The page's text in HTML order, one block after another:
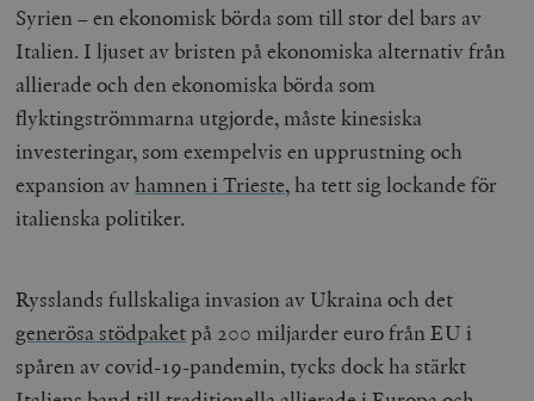
Syrien – en ekonomisk börda som till stor del bars av
Italien. I ljuset av bristen på ekonomiska alternativ från
allierade och den ekonomiska börda som
flyktingströmmarna utgjorde, måste kinesiska
investeringar, som exempelvis en upprustning och
expansion avhamnen i Trieste, ha tett sig lockande för
italienska politiker.
Rysslands fullskaliga invasion av Ukraina och det
generösa stödpaket på 200 miljarder euro från EU i
spåren av covid-19-pandemin, tycks dock ha stärkt